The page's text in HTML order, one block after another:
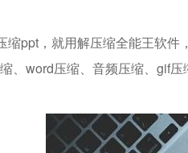
缩ppt，就用解压缩全能王软
、word压缩、音频压缩、gif压